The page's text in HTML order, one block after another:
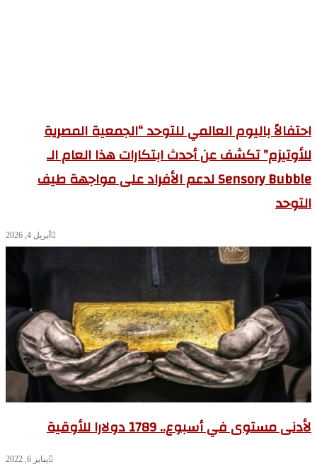
باليوم العالمي للتوحد “الجمعية المصرية
تكشف عن أحدث ابتكارات هذا العام الـ
Sensory Bubble لدعم الأفراد على مواجهة طيف
أبريل 4, 2026
مستوى في أسبوع.. 1789 دولارا للأوقية
يناير 6, 2022